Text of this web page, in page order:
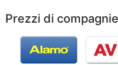
Prezzi di